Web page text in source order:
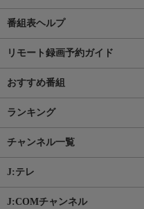
番組表ヘルプ
リモート録画予約ガイド
おすすめ番組
ランキング
チャンネル一覧
J:テレ
J:COMチャンネル